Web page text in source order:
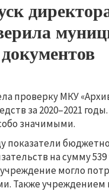
проверку МКУ
за 2020–2021
значимыми.
показатели
на сумму
могло
Также